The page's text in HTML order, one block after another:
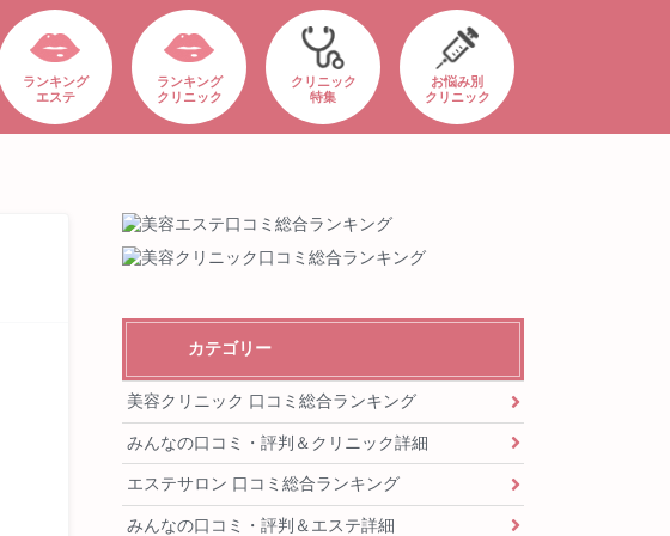
ランキング
エステ
ランキング
クリニック
クリニック
特集
お悩み別
クリニック
カテゴリー
美容クリニック 口コミ総合ランキング
みんなの口コミ・評判＆クリニック詳細
エステサロン 口コミ総合ランキング
みんなの口コミ・評判＆エステ詳細